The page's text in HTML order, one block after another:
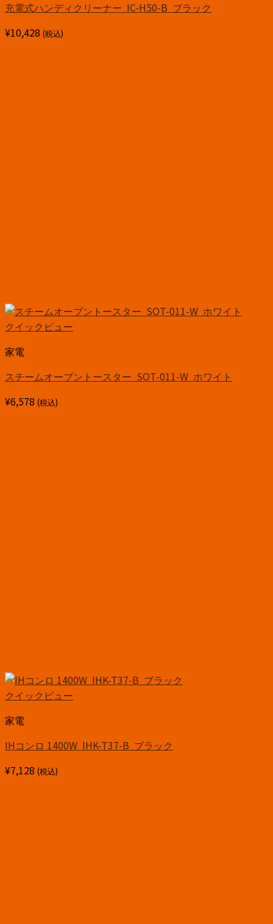
充電式ハンディクリーナー IC-H50-B ブラック
¥10,428 (税込)
クイックビュー
家電
スチームオーブントースター SOT-011-W ホワイト
¥6,578 (税込)
クイックビュー
家電
IHコンロ 1400W IHK-T37-B ブラック
¥7,128 (税込)